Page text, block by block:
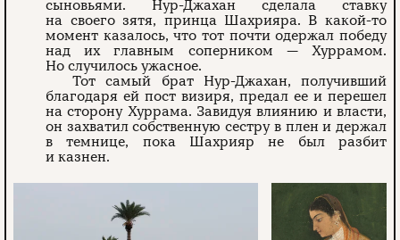
сыновьями. Нур-Джахан сделала ставку
на своего зятя, принца Шахрияра. В какой-то
момент казалось, что тот почти одержал победу
над их главным соперником — Хуррамом.
Но случилось ужасное.
Тот самый брат Нур-Джахан, получивший
благодаря ей пост визиря, предал ее и перешел
на сторону Хуррама. Завидуя влиянию и власти,
он захватил собственную сестру в плен и держал
в темнице, пока Шахрияр не был разбит
и казнен.